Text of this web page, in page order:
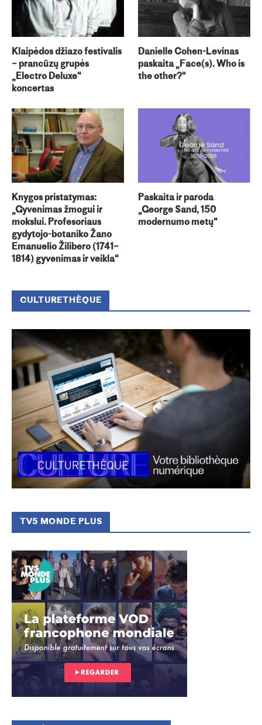
Klaipėdos džiazo festivalis
– prancūzų grupės
„Electro Deluxe“
koncertas
Danielle Cohen-Levinas
paskaita „Face(s). Who is
the other?“
Knygos pristatymas:
„Gyvenimas žmogui ir
mokslui. Profesoriaus
gydytojo-botaniko Žano
Emanuelio Žilibero (1741–
1814) gyvenimas ir veikla“
Paskaita ir paroda
„George Sand, 150
modernumo metų“
CULTURETHÈQUE
TV5 MONDE PLUS